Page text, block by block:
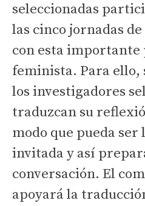
seleccionadas
las cinco jornadas
con esta importante
feminista. Para ello,
los investigadores
traduzcan su
modo que pueda
invitada y así
conversación. El
apoyará la